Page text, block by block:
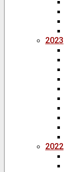
2023
2022